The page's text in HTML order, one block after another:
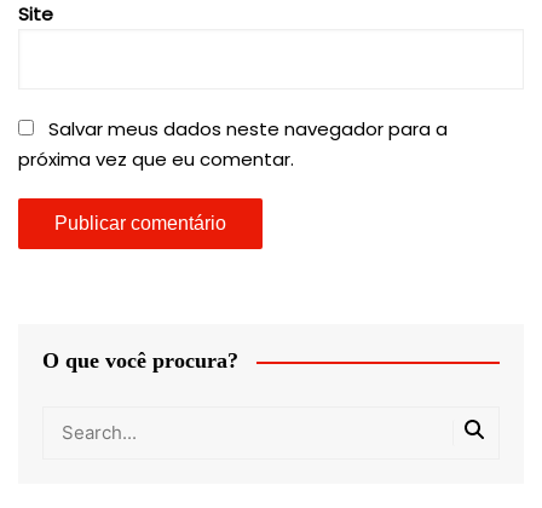
Site
Salvar meus dados neste navegador para a
próxima vez que eu comentar.
O que você procura?